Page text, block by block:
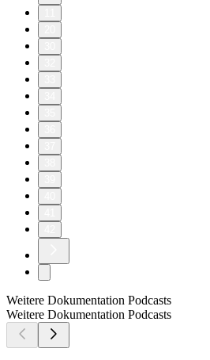
Weitere Dokumentation Podcasts
Weitere Dokumentation Podcasts